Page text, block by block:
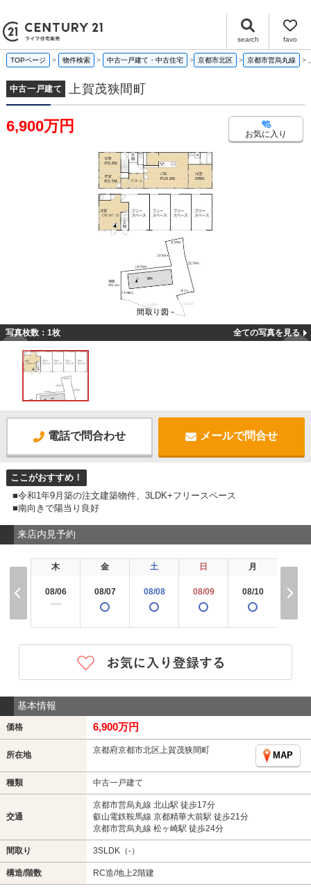
search favo
TOPページ 物件検索 中古一戸建て・中古住宅 京都市北区 京都市営烏丸線
中古一戸建て 上賀茂狭間町
6,900万円 お気に入り
間取り図 -
写真枚数：1枚 全ての写真を見る
電話で問合わせ メールで問合せ
ここがおすすめ！
■令和1年9月築の注文建築物件、3LDK+フリースペース
■南向きで陽当り良好
来店内見予約
木
08/06
ー
金
08/07
土
08/08
日
08/09
月
08/10 08/
基本情報
価格 6,900万円
所在地 京都府京都市北区上賀茂狭間町
MAP
種類 中古一戸建て
交通
京都市営烏丸線 北山駅 徒歩17分
叡山電鉄鞍馬線 京都精華大前駅 徒歩21分
京都市営烏丸線 松ヶ崎駅 徒歩24分
間取り 3SLDK（-）
構造/階数 RC造/地上2階建